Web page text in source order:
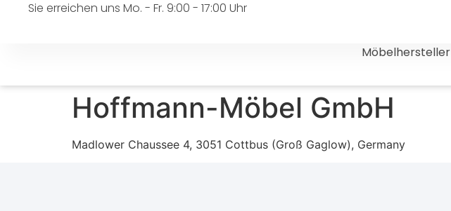
Sie erreichen uns Mo. - Fr. 9:00 - 17:00 Uhr
Möbelhersteller
Hoffmann-Möbel GmbH
Madlower Chaussee 4, 3051 Cottbus (Groß Gaglow), Germany